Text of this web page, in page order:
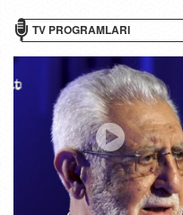
TV PROGRAMLARI